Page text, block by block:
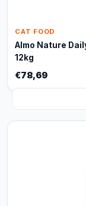
CAT FOOD
Almo Nature
12kg
€78,69